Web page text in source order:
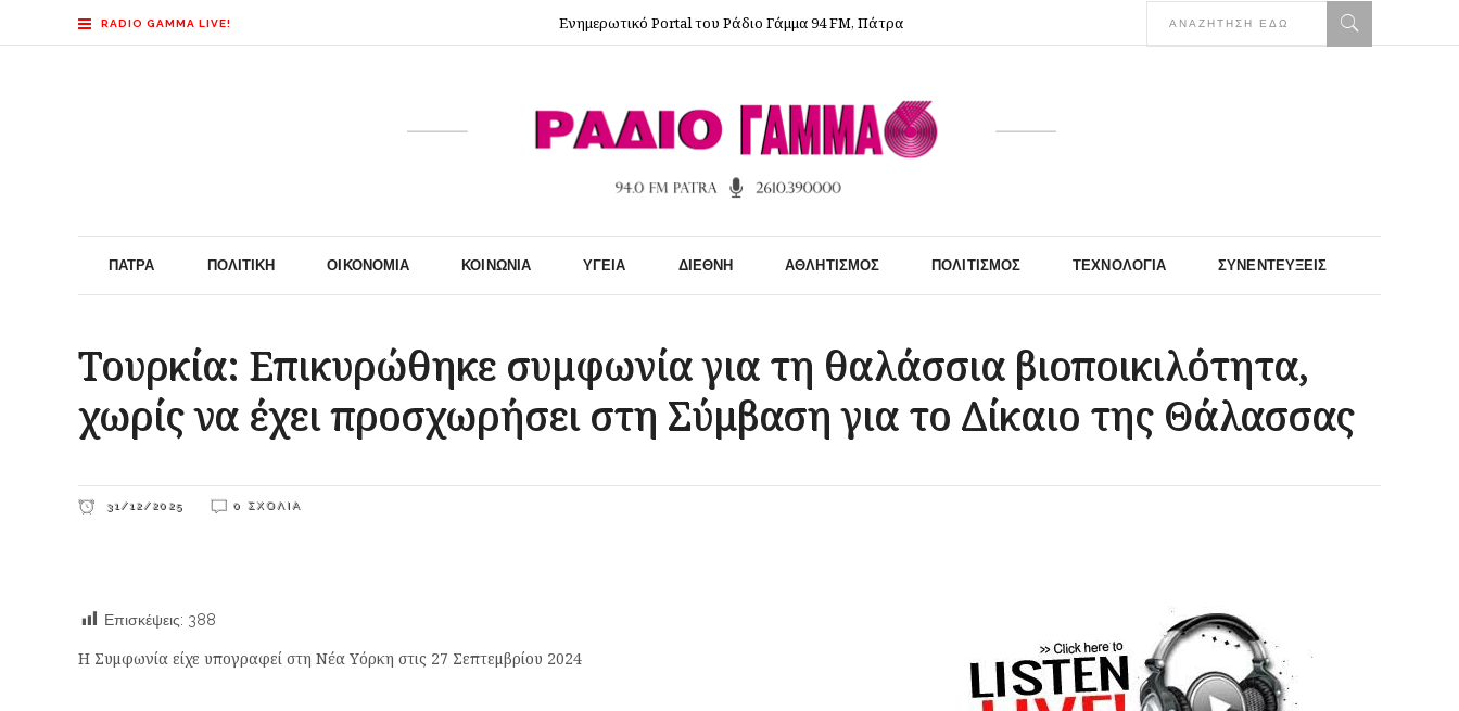
RADIO GAMMA LIVE! Ενημερωτικό Portal του Ράδιο Γάμμα 94 FM, Πάτρα
ΠΆΤΡΑ ΠΟΛΙΤΙΚΉ ΟΙΚΟΝΟΜΊΑ ΚΟΙΝΩΝΊΑ ΥΓΕΊΑ ΔΙΕΘΝΉ ΑΘΛΗΤΙΣΜΌΣ ΠΟΛΙΤΙΣΜΌΣ ΤΕΧΝΟΛΟΓΊΑ ΣΥΝΕΝΤΕΎΞΕΙΣ
Τουρκία: Επικυρώθηκε συμφωνία για τη θαλάσσια βιοποικιλότητα,
χωρίς να έχει προσχωρήσει στη Σύμβαση για το Δίκαιο της Θάλασσας
31/12/2025 0 ΣΧΌΛΙΑ
Επισκέψεις: 388
H Συμφωνία είχε υπογραφεί στη Νέα Υόρκη στις 27 Σεπτεμβρίου 2024